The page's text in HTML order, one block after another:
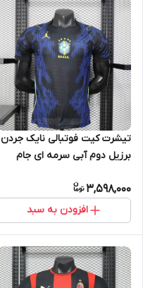
تیشرت کیت فوتبالی نایک جردن
برزیل دوم آبی سرمه ای جام
JORDAN BRAZIL 2XL
3,598,000
افزودن به سبد